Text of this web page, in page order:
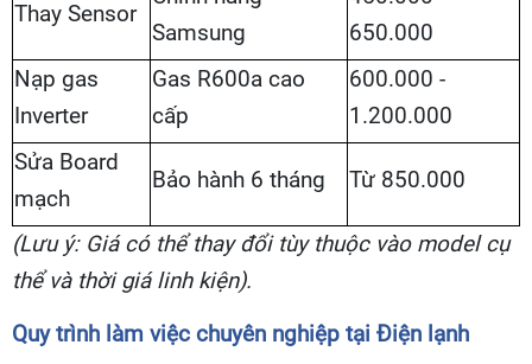
Thay Sensor
Samsung
650.000
Nạp gas
Inverter
Gas R600a cao
cấp
600.000 -
1.200.000
Sửa Board
mạch
Bảo hành 6 tháng Từ 850.000
(Lưu ý: Giá có thể thay đổi tùy thuộc vào model cụ
thể và thời giá linh kiện).
Quy trình làm việc chuyên nghiệp tại Điện lạnh